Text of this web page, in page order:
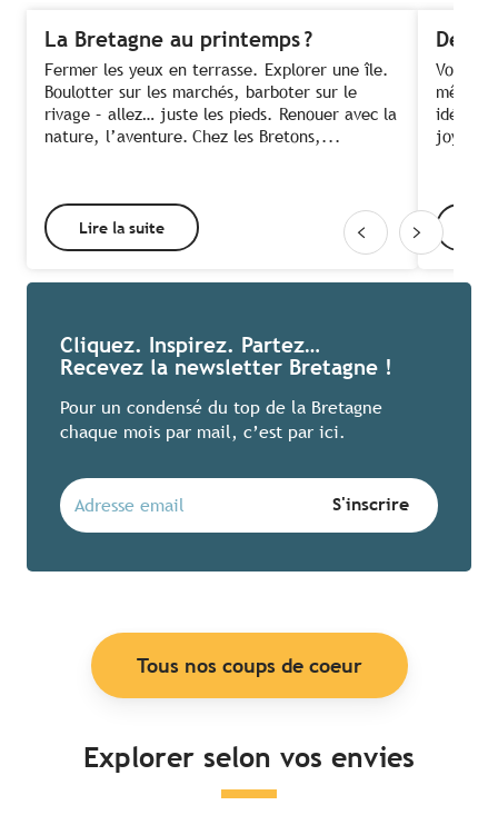
La Bretagne au printemps ?
Fermer les yeux en terrasse. Explorer une île.
Boulotter sur les marchés, barboter sur le
rivage – allez… juste les pieds. Renouer avec la
nature, l’aventure. Chez les Bretons,...
Lire la suite
Des
Voir
même
idée !
Cliquez. Inspirez. Partez…
Recevez la newsletter Bretagne !
Pour un condensé du top de la Bretagne
chaque mois par mail, c’est par ici.
Tous nos coups de coeur
Explorer selon vos envies
En famille